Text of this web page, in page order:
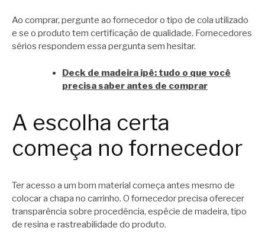
Ao comprar, pergunte ao fornecedor o tipo de cola utilizado
e se o produto tem certificação de qualidade. Fornecedores
sérios respondem essa pergunta sem hesitar.
Deck de madeira ipê: tudo o que você
precisa saber antes de comprar
A escolha certa
começa no fornecedor
Ter acesso a um bom material começa antes mesmo de
colocar a chapa no carrinho. O fornecedor precisa oferecer
transparência sobre procedência, espécie de madeira, tipo
de resina e rastreabilidade do produto.